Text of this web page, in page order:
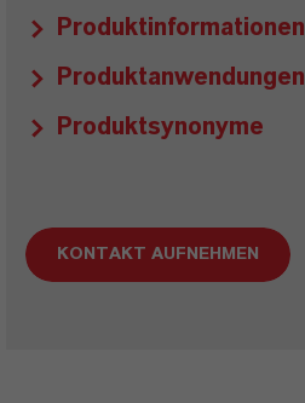
Produktinformationen
Produktanwendungen
Produktsynonyme
KONTAKT AUFNEHMEN